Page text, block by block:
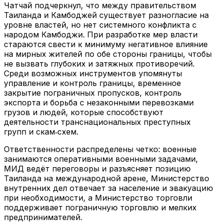
Чатчай подчеркнул, что между правительством
Таиланда и Камбоджей существует разногласие на
уровне властей, но нет системного конфликта с
народом Камбоджи. При разработке мер власти
стараются свести к минимуму негативное влияние
на мирных жителей по обе стороны границы, чтобы
не вызвать глубоких и затяжных противоречий.
Среди возможных инструментов упомянуты
управление и контроль границы, временное
закрытие пограничных пропусков, контроль
экспорта и борьба с незаконными перевозками
грузов и людей, которые способствуют
деятельности транснациональных преступных
групп и скам‑схем.
Ответственности распределены четко: военные
занимаются оперативными военными задачами,
МИД ведёт переговоры и разъясняет позицию
Таиланда на международной арене, Министерство
внутренних дел отвечает за население и эвакуацию
при необходимости, а Министерство торговли
поддерживает пограничную торговлю и мелких
предпринимателей.